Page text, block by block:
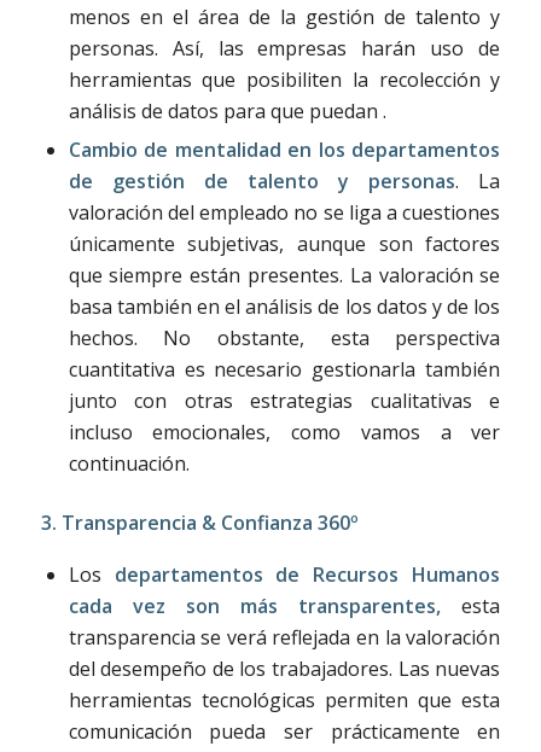
menos en el área de la gestión de talento y
personas. Así, las empresas harán uso de
herramientas que posibiliten la recolección y
análisis de datos para que puedan .
Cambio de mentalidad en los departamentos
de gestión de talento y personas. La
valoración del empleado no se liga a cuestiones
únicamente subjetivas, aunque son factores
que siempre están presentes. La valoración se
basa también en el análisis de los datos y de los
hechos. No obstante, esta perspectiva
cuantitativa es necesario gestionarla también
junto con otras estrategias cualitativas e
incluso emocionales, como vamos a ver
continuación.
3. Transparencia & Confianza 360º
Los departamentos de Recursos Humanos
cada vez son más transparentes,esta
transparencia se verá reflejada en la valoración
del desempeño de los trabajadores. Las nuevas
herramientas tecnológicas permiten que esta
comunicación pueda ser prácticamente en